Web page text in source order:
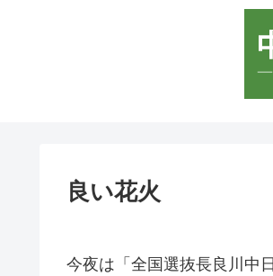
良い花火
今夜は「全国選抜長良川中